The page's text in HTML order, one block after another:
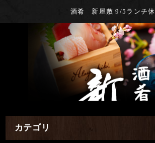
酒肴 新屋敷 9/5ランチ休
カテゴリ